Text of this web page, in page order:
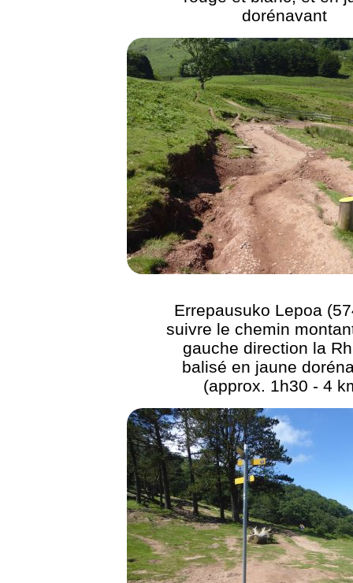
dorénavant
Errepausuko Lepoa
suivre le chemin
gauche direction la
balisé en jaune
(approx. 1h30 - 4